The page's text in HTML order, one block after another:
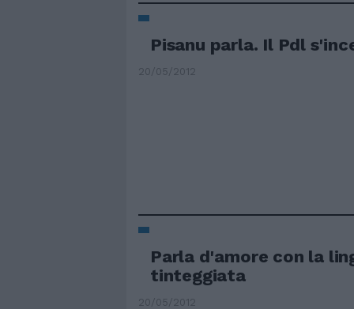
Pisanu parla. Il Pdl
20/05/2012
Parla d'amore con la
tinteggiata
20/05/2012